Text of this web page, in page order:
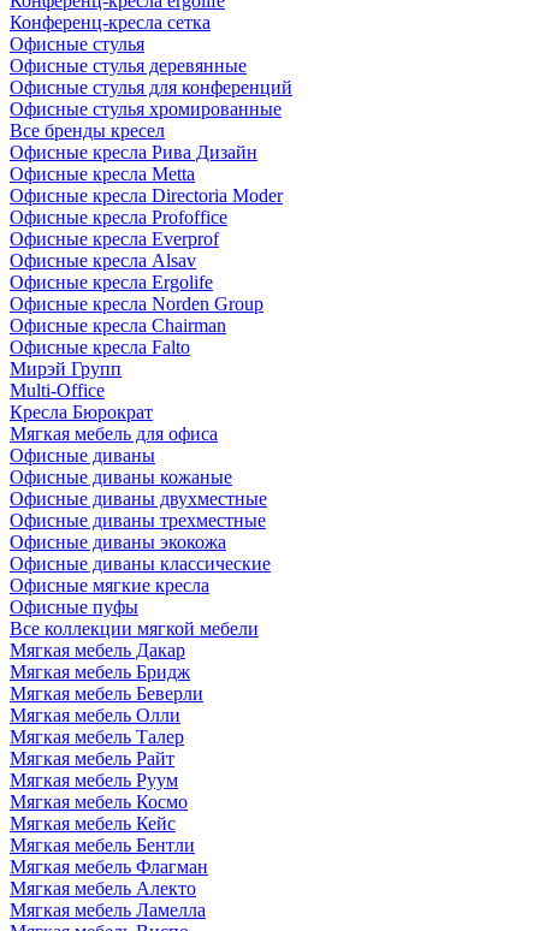
Конференц-кресла сетка
Офисные стулья
Офисные стулья деревянные
Офисные стулья для конференций
Офисные стулья хромированные
Все бренды кресел
Офисные кресла Рива Дизайн
Офисные кресла Metta
Офисные кресла Directoria Moder
Офисные кресла Profoffice
Офисные кресла Everprof
Офисные кресла Alsav
Офисные кресла Ergolife
Офисные кресла Norden Group
Офисные кресла Chairman
Офисные кресла Falto
Мирэй Групп
Multi-Office
Кресла Бюрократ
Мягкая мебель для офиса
Офисные диваны
Офисные диваны кожаные
Офисные диваны двухместные
Офисные диваны трехместные
Офисные диваны экокожа
Офисные диваны классические
Офисные мягкие кресла
Офисные пуфы
Все коллекции мягкой мебели
Мягкая мебель Дакар
Мягкая мебель Бридж
Мягкая мебель Беверли
Мягкая мебель Олли
Мягкая мебель Талер
Мягкая мебель Райт
Мягкая мебель Руум
Мягкая мебель Космо
Мягкая мебель Кейс
Мягкая мебель Бентли
Мягкая мебель Флагман
Мягкая мебель Алекто
Мягкая мебель Ламелла